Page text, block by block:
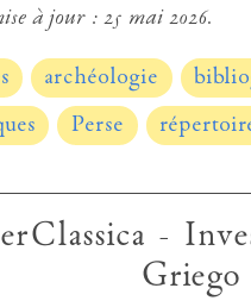
à jour : 25 mai 2026.
archéologie
Perse
-